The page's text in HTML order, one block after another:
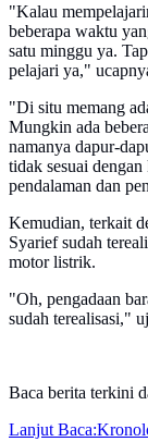
"Kalau
beberapa waktu
satu minggu ya.
pelajari ya,"
"Di situ memang
Mungkin ada
namanya dapur-
tidak sesuai
pendalaman dan
Kemudian, terkait
Syarief sudah
motor listrik.
"Oh, pengadaan
sudah terealisasi,"
Baca berita terkini
Lanjut Baca: